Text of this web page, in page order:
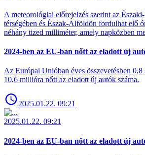
A meteorológiai előrejelzés szerint az
térségében és Észak-Alföldön fordulhat elő
néhány tized milliméter, amely napközben
2024-ben az EU-ban nőtt az eladott új
Az Európai Unióban éves összevetésben
10,6 millióra nőtt az eladott új autók száma.
2025.01.22. 09:21
2025.01.22. 09:21
2024-ben az EU-ban nőtt az eladott új